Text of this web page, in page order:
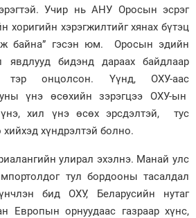
Учир нь АНУ Оросын эсрэг
хоригийн хэрэгжилтийг хянах бүтэц
байна” гэсэн юм. Оросын эдийн
явдлууд бидэнд дараах байдлаар
тэр онцолсон. Үүнд, ОХУ-аас
үнэ өсөхийн зэрэгцээ ОХУ-ын
хил үнэ өсөх эрсдэлтэй, тус
хүндрэлтэй болно.
улирал эхэлнэ. Манай улс
тул бордооны тасалдал
бид ОХУ, Беларусийн нутаг
Европын орнуудаас газраар хүнс,